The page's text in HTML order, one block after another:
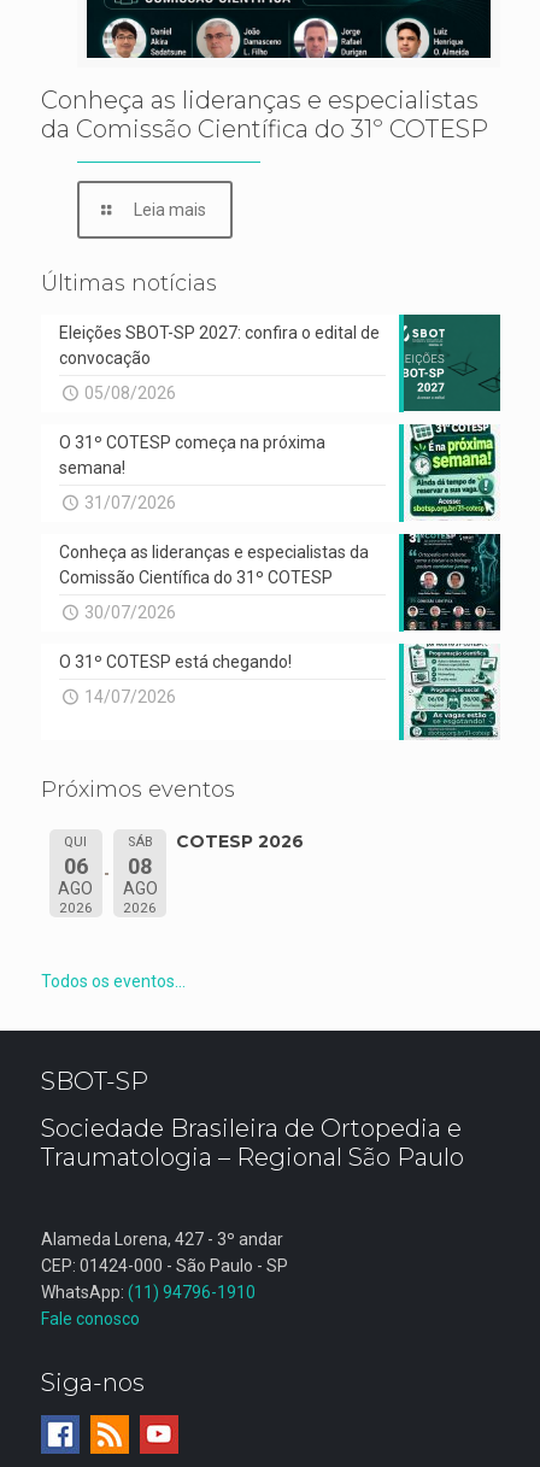
Conheça as lideranças e especialistas
da Comissão Científica do 31º COTESP
Leia mais
Últimas notícias
Eleições SBOT-SP 2027: confira o edital de
convocação
05/08/2026
O 31º COTESP começa na próxima
semana!
31/07/2026
Conheça as lideranças e especialistas da
Comissão Científica do 31º COTESP
30/07/2026
O 31º COTESP está chegando!
14/07/2026
Próximos eventos
QUI
06
AGO
2026
SÁB
08
AGO
2026
COTESP 2026
Todos os eventos...
SBOT-SP
Sociedade Brasileira de Ortopedia e
Traumatologia – Regional São Paulo
Alameda Lorena, 427 - 3º andar
CEP: 01424-000 - São Paulo - SP
WhatsApp: (11) 94796-1910
Fale conosco
Siga-nos